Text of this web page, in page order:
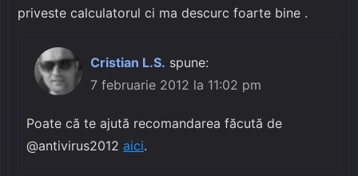
priveste calculatorul ci ma descurc foarte bine .
Cristian L.S. spune:
7 februarie 2012 la 11:02 pm
Poate că te ajută recomandarea făcută de
@antivirus2012 aici.